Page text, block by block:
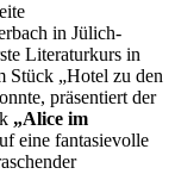
in Jülich-
Literaturkurs in
Stück „Hotel zu den
präsentiert der
„Alice im
eine fantasievolle